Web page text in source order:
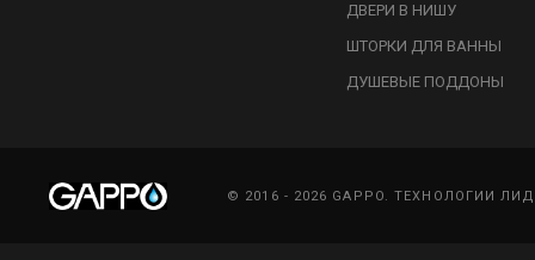
ДВЕРИ В НИШУ
ШТОРКИ ДЛЯ ВАННЫ
ДУШЕВЫЕ ПОДДОНЫ
© 2016 - 2026 GAPPO. ТЕХНОЛОГИИ